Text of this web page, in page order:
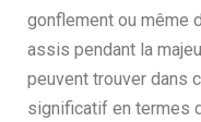
gonflement ou même
assis pendant la
peuvent trouver dans
significatif en termes